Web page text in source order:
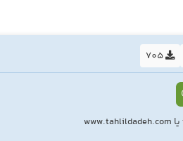
705